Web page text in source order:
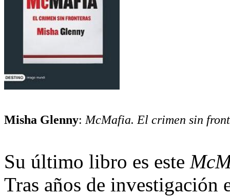
Misha Glenny: McMafia. El crimen sin
Su último libro es este
Tras años de investigación